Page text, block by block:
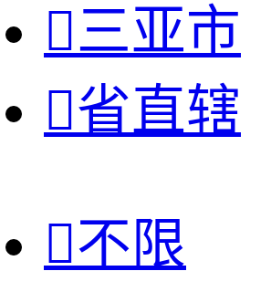
三亚市
省直辖
不限